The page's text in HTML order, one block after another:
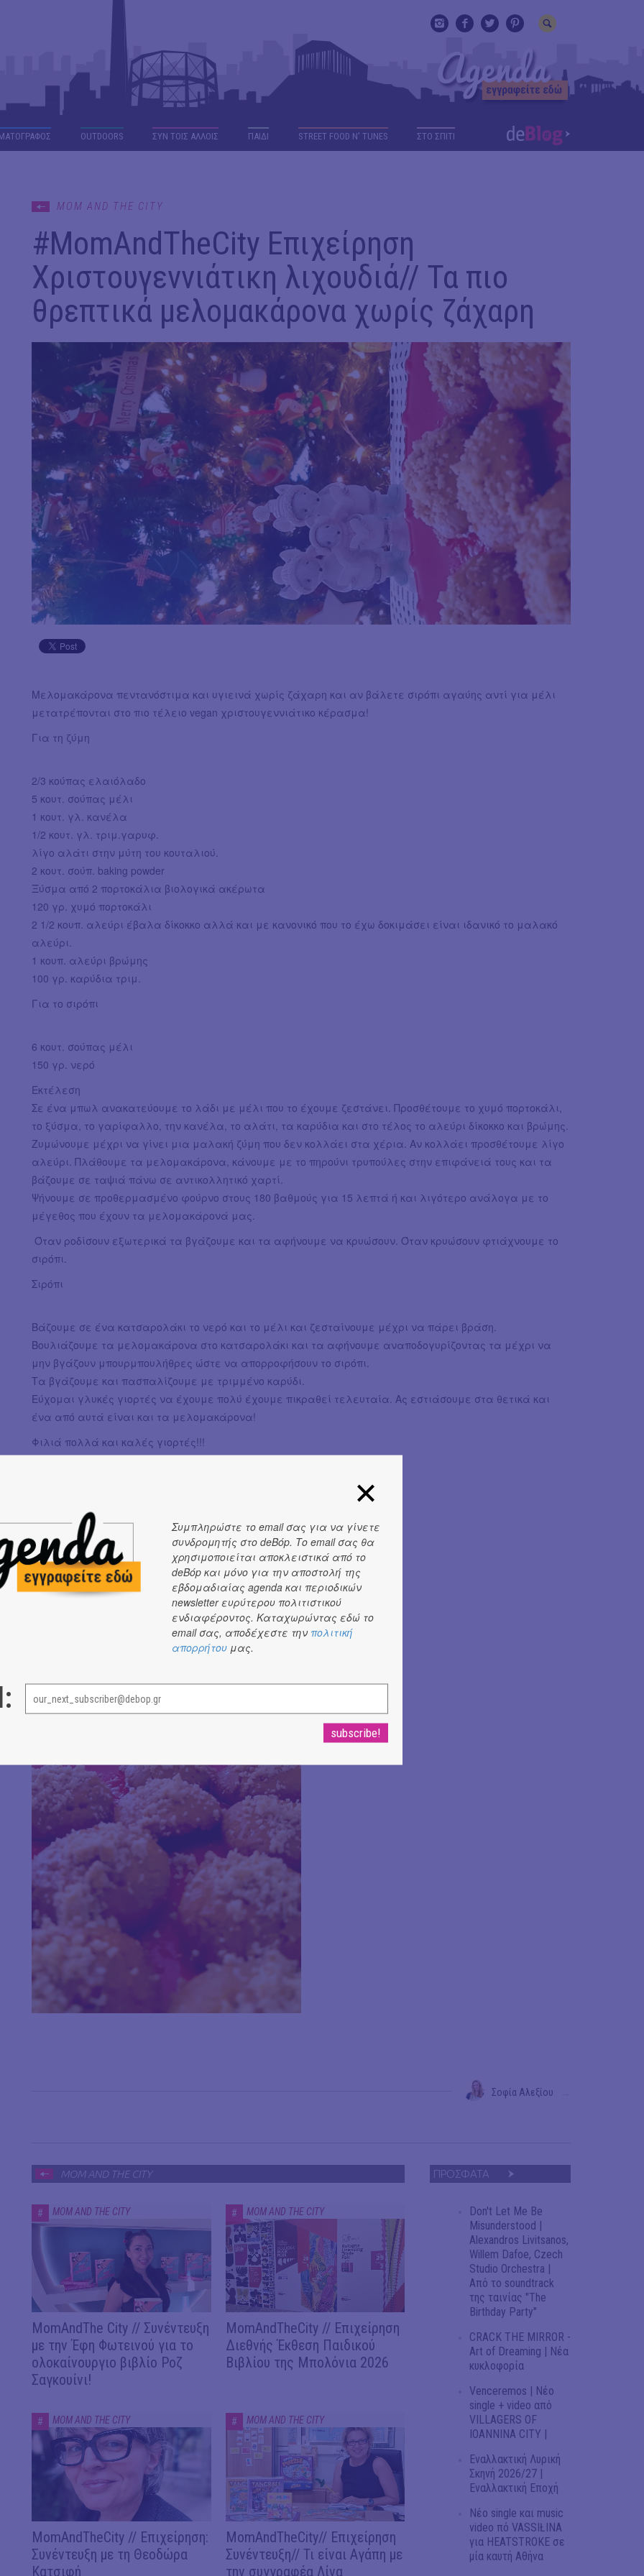
OUTDΟORS ΣΥΝ ΤΟΙΣ ΑΛΛΟΙΣ ΠΑΙΔΙ STREET FOOD N' TUNES ΣΤΟ ΣΠΙΤΙ
MOM AND THE CITY
#MomAndTheCity Επιχείρηση
Χριστουγεννιάτικη λιχουδιά// Τα πιο
θρεπτικά μελομακάρονα χωρίς ζάχαρη
Μελομακάρονα πεντανόστιμα και υγιεινά χωρίς ζάχαρη και αν βάλετε σιρόπι αγαύης αντί για μέλι
μετατρέπονται στο πιο τέλειο vegan χριστουγεννιάτικο κέρασμα!
Για τη ζύμη
2/3 κούπας ελαιόλαδο
5 κουτ. σούπας μέλι
1 κουτ. γλ. κανέλα
1/2 κουτ. γλ. τριμ.γαρυφ.
λίγο αλάτι στην μύτη του κουταλιού.
2 κουτ. σούπ. baking powder
Ξύσμα από 2 πορτοκάλια βιολογικά ακέρωτα
120 γρ. χυμό πορτοκάλι
2 1/2 κουπ. αλεύρι έβαλα δίκοκκο αλλά και με κανονικό που το έχω δοκιμάσει είναι ιδανικό το μαλακό
αλεύρι.
1 κουπ. αλεύρι βρώμης
100 γρ. καρύδια τριμ.
Για το σιρόπι
6 κουτ. σούπας μέλι
150 γρ. νερό
Εκτέλεση
Σε ένα μπωλ ανακατεύουμε το λάδι με μέλι που το έχουμε ζεστάνει. Προσθέτουμε το χυμό πορτοκάλι,
το ξύσμα, το γαρίφαλλο, την κανέλα, το αλάτι, τα καρύδια και στο τέλος το αλεύρι δίκοκκο και βρώμης.
Ζυμώνουμε μέχρι να γίνει μια μαλακή ζύμη που δεν κολλάει στα χέρια. Αν κολλάει προσθέτουμε λίγο
αλεύρι. Πλάθουμε τα μελομακάρονα, κάνουμε με το πηρούνι τρυπούλες στην επιφάνειά τους και τα
βάζουμε σε ταψιά πάνω σε αντικολλητικό χαρτί.
Ψήνουμε σε προθερμασμένο φούρνο στους 180 βαθμούς για 15 λεπτά ή και λιγότερο ανάλογα με το
μέγεθος που έχουν τα μελομακάρονά μας.
Όταν ροδίσουν εξωτερικά τα βγάζουμε και τα αφήνουμε να κρυώσουν. Όταν κρυώσουν φτιάχνουμε το
σιρόπι.
Σιρόπι
Βάζουμε σε ένα κατσαρολάκι το νερό και το μέλι και ζεσταίνουμε μέχρι να πάρει βράση.
Βουλιάζουμε τα μελομακάρονα στο κατσαρολάκι και τα αφήνουμε αναποδογυρίζοντας τα μέχρι να
μην βγάζουν μπουρμπουλήθρες ώστε να απορροφήσουν το σιρόπι.
Τα βγάζουμε και πασπαλίζουμε με τριμμένο καρύδι.
Εύχομαι γλυκές γιορτές να έχουμε πολύ έχουμε πικραθεί τελευταία. Ας εστιάσουμε στα θετικά και
ένα από αυτά είναι και τα μελομακάρονα!
Φιλιά πολλά και καλές γιορτές!!!
Σοφία Αλεξίου
MOM AND THE CITY
# MOM AND THE CITY
MomAndThe City // Συνέντευξη
με την Έφη Φωτεινού για το
ολοκαίνουργιο βιβλίο Ροζ
Σαγκουίνι!
# MOM AND THE CITY
MomAndTheCity // Επιχείρηση
Διεθνής Έκθεση Παιδικού
Βιβλίου της Μπολόνια 2026
# MOM AND THE CITY
MomAndTheCity // Επιχείρηση:
Συνέντευξη με τη Θεοδώρα
Κατσιφή
# MOM AND THE CITY
MomAndTheCity// Επιχείρηση
Συνέντευξη// Τι είναι Αγάπη με
την συγγραφέα Λίνα
ΠΡΟΣΦΑΤΑ
Don't Let Me Be
Misunderstood |
Alexandros Livitsanos,
Willem Dafoe, Czech
Studio Orchestra |
Από το soundtrack
της ταινίας "The
Birthday Party"
CRACK THE MIRROR -
Art of Dreaming | Νέα
κυκλοφορία
Venceremos | Νέο
single + video από
VILLAGERS OF
IOANNINA CITY |
Εναλλακτική Λυρική
Σκηνή 2026/27 |
Εναλλακτική Εποχή
Νέο single και music
video πό VASSIŁINA
για HEATSTROKE σε
μία καυτή Αθήνα
Συμπληρώστε το email σας για να γίνετε
συνδρομητής στο deBόp. Το email σας θα
χρησιμοποιείται αποκλειστικά από το
deBόp και μόνο για την αποστολή της
εβδομαδιαίας agenda και περιοδικών
newsletter ευρύτερου πολιτιστικού
ενδιαφέροντος. Καταχωρώντας εδώ το
email σας, αποδέχεστε την πολιτική
απορρήτου μας.